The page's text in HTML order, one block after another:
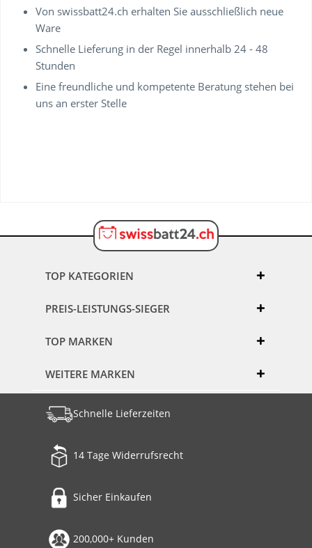
Von swissbatt24.ch erhalten Sie ausschließlich neue
Ware
Schnelle Lieferung in der Regel innerhalb 24 - 48
Stunden
Eine freundliche und kompetente Beratung stehen bei
uns an erster Stelle
TOP KATEGORIEN
PREIS-LEISTUNGS-SIEGER
TOP MARKEN
WEITERE MARKEN
Schnelle Lieferzeiten
14 Tage Widerrufsrecht
Sicher Einkaufen
200,000+ Kunden